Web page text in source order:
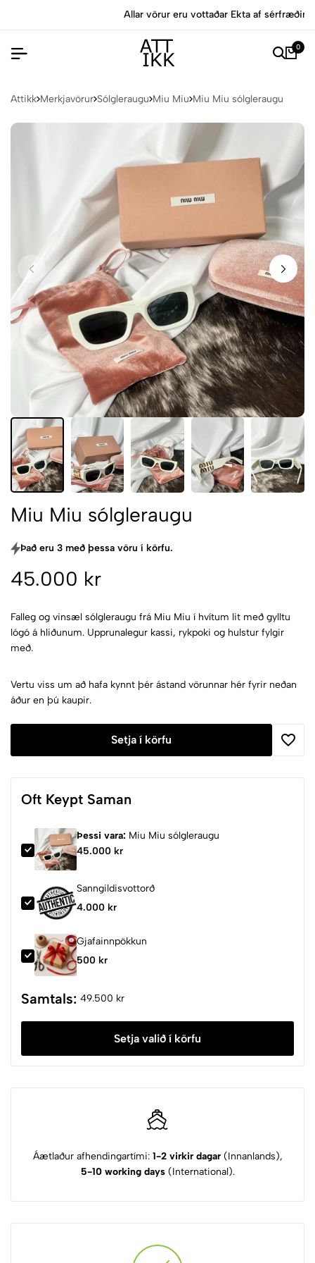
Allar vörur eru vottaðar Ekta af sérfræðingum
0
Attikk Merkjavörur Sólgleraugu Miu Miu Miu Miu sólgleraugu
Miu Miu sólgleraugu
Það eru 3 með þessa vöru í körfu.
45.000 kr
Falleg og vinsæl sólgleraugu frá Miu Miu í hvítum lit með gylltu
lógó á hliðunum. Upprunalegur kassi, rykpoki og hulstur fylgir
með.
Vertu viss um að hafa kynnt þér ástand vörunnar hér fyrir neðan
áður en þú kaupir.
Setja í körfu
Oft Keypt Saman
Þessi vara: Miu Miu sólgleraugu
45.000 kr
Sanngildisvottorð
4.000 kr
Gjafainnpökkun
500 kr
Samtals: 49.500 kr
Setja valið í körfu
Áætlaður afhendingartími: 1-2 virkir dagar (Innanlands),
5-10 working days(International).